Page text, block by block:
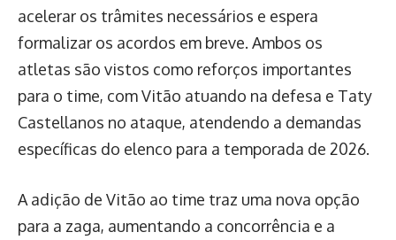
acelerar os trâmites necessários e espera
formalizar os acordos em breve. Ambos os
atletas são vistos como reforços importantes
para o time, com Vitão atuando na defesa e Taty
Castellanos no ataque, atendendo a demandas
específicas do elenco para a temporada de 2026.
A adição de Vitão ao time traz uma nova opção
para a zaga, aumentando a concorrência e a